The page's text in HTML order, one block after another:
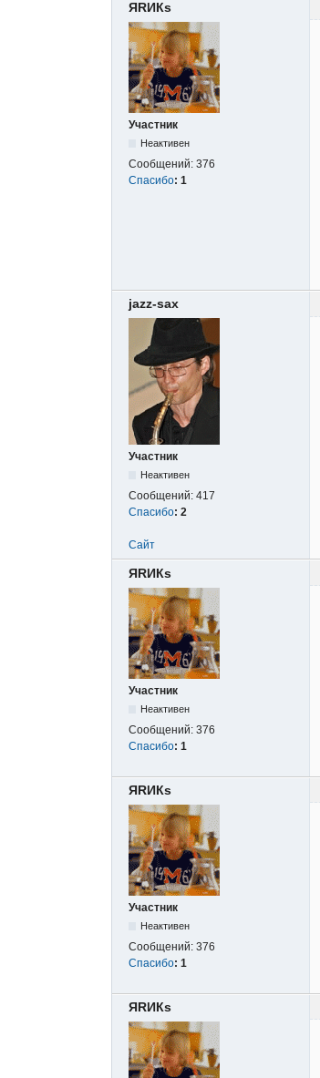
ЯRИКs
Участник
Неактивен
Сообщений: 376
Спасибо: 1
jazz-sax
Участник
Неактивен
Сообщений: 417
Спасибо: 2
Сайт
ЯRИКs
Участник
Неактивен
Сообщений: 376
Спасибо: 1
ЯRИКs
Участник
Неактивен
Сообщений: 376
Спасибо: 1
ЯRИКs